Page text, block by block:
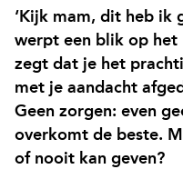
‘Kijk mam, dit heb ik
werpt een blik op het
zegt dat je het
met je aandacht
Geen zorgen: even
overkomt de beste.
of nooit kan geven?